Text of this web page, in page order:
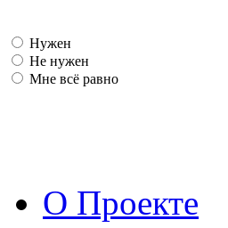
Нужен
Не нужен
Мне всё равно
О Проекте